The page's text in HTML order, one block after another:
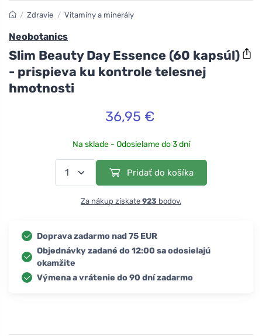
/ Zdravie / Vitamíny a minerály
Neobotanics
Slim Beauty Day Essence (60 kapsúl)
- prispieva ku kontrole telesnej
hmotnosti
36,95 €
Na sklade - Odosielame do 3 dní
Pridať do košíka
Za nákup získate 923 bodov.
Doprava zadarmo nad 75 EUR
Objednávky zadané do 12:00 sa odosielajú
okamžite
Výmena a vrátenie do 90 dní zadarmo